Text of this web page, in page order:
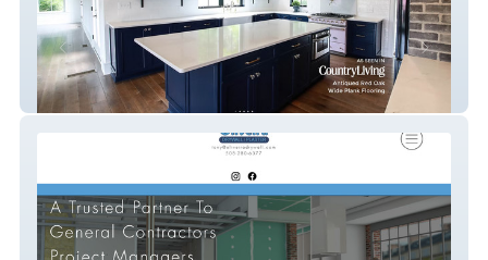
Mountain Craft Plank